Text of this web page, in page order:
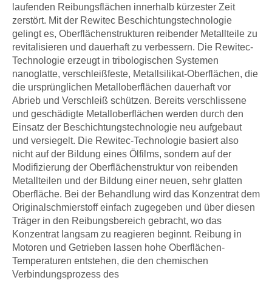
laufenden Reibungsflächen innerhalb kürzester Zeit
zerstört. Mit der Rewitec Beschichtungstechnologie
gelingt es, Oberflächenstrukturen reibender Metallteile zu
revitalisieren und dauerhaft zu verbessern. Die Rewitec-
Technologie erzeugt in tribologischen Systemen
nanoglatte, verschleißfeste, Metallsilikat-Oberflächen, die
die ursprünglichen Metalloberflächen dauerhaft vor
Abrieb und Verschleiß schützen. Bereits verschlissene
und geschädigte Metalloberflächen werden durch den
Einsatz der Beschichtungstechnologie neu aufgebaut
und versiegelt. Die Rewitec-Technologie basiert also
nicht auf der Bildung eines Ölfilms, sondern auf der
Modifizierung der Oberflächenstruktur von reibenden
Metallteilen und der Bildung einer neuen, sehr glatten
Oberfläche. Bei der Behandlung wird das Konzentrat dem
Originalschmierstoff einfach zugegeben und über diesen
Träger in den Reibungsbereich gebracht, wo das
Konzentrat langsam zu reagieren beginnt. Reibung in
Motoren und Getrieben lassen hohe Oberflächen-
Temperaturen entstehen, die den chemischen
Verbindungsprozess des